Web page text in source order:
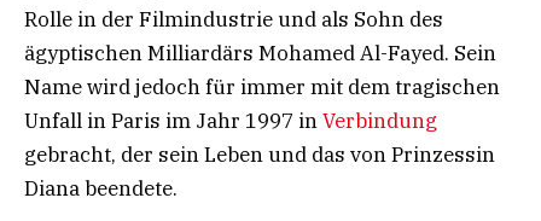
Rolle in der Filmindustrie und als Sohn des
ägyptischen Milliardärs Mohamed Al-Fayed. Sein
Name wird jedoch für immer mit dem tragischen
Unfall in Paris im Jahr 1997 inVerbindung
gebracht, der sein Leben und das von Prinzessin
Diana beendete.